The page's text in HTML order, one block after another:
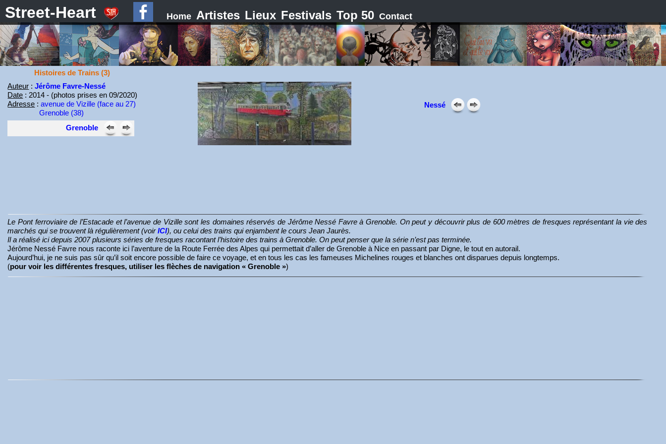
Street-Heart Home Artistes Lieux Festivals Top 50 Contact
Histoires de Trains (3)
Auteur :Jérôme Favre-Nessé
Date : 2014 - (photos prises en 09/2020)
Adresse :avenue de Vizille (face au 27)
Grenoble (38)
Grenoble
Nessé
Le Pont ferroviaire de l’Estacade et l’avenue de Vizille sont les domaines réservés de Jérôme Nessé Favre à Grenoble. On peut y découvrir plus de 600 mètres de fresques représentant la vie des
marchés qui se trouvent là régulièrement (voirICI), ou celui des trains qui enjambent le cours Jean Jaurès.
Il a réalisé ici depuis 2007 plusieurs séries de fresques racontant l’histoire des trains à Grenoble. On peut penser que la série n’est pas terminée.
Jérôme Nessé Favre nous raconte ici l’aventure de la Route Ferrée des Alpes qui permettait d’aller de Grenoble à Nice en passant par Digne, le tout en autorail.
Aujourd’hui, je ne suis pas sûr qu’il soit encore possible de faire ce voyage, et en tous les cas les fameuses Michelines rouges et blanches ont disparues depuis longtemps.
(pour voir les différentes fresques, utiliser les flèches de navigation « Grenoble »)